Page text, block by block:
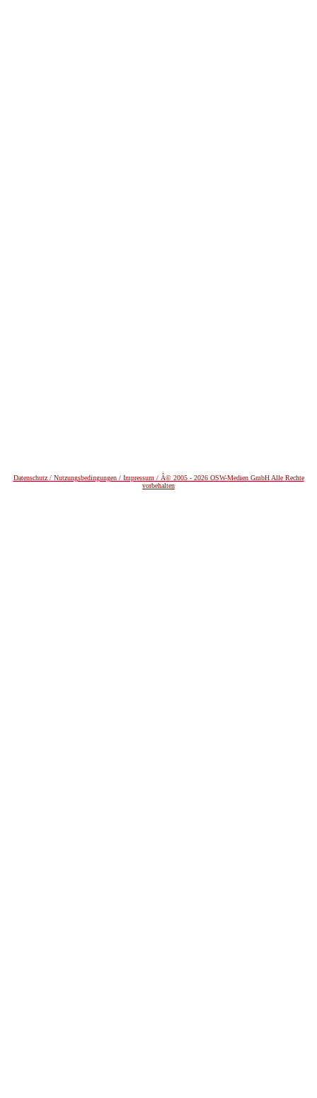
Datenschutz / Nutzungsbedingungen / Impressum / Â© 2005 - 2026 OSW-Medien GmbH Alle Rechte
vorbehalten